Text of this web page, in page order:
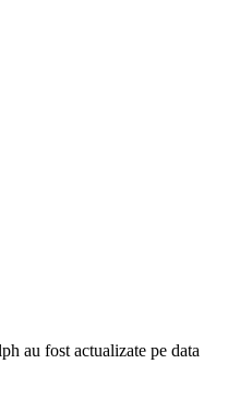
au fost actualizate pe data